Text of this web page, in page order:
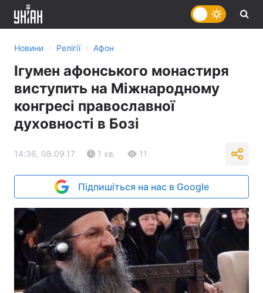
Новини › Релігії › Афон
Ігумен афонського монастиря
виступить на Міжнародному
конгресі православної
духовності в Бозі
14:36, 08.09.17 1 хв. 11
Підпишіться на нас в Google